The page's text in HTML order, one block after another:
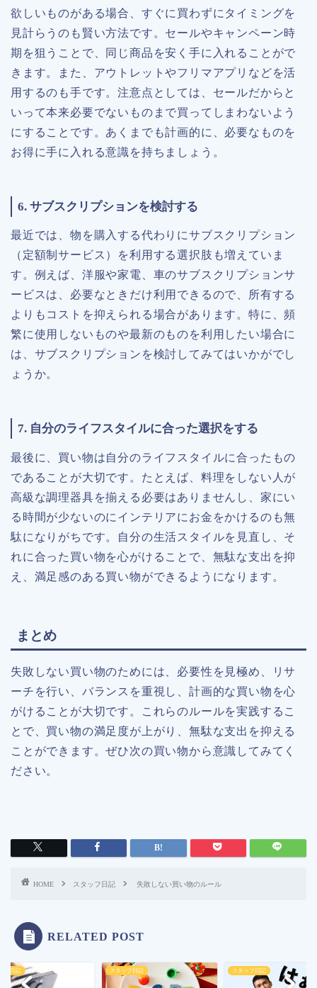
欲しいものがある場合、すぐに買わずにタイミングを
見計らうのも賢い方法です。セールやキャンペーン時
期を狙うことで、同じ商品を安く手に入れることがで
きます。また、アウトレットやフリマアプリなどを活
用するのも手です。注意点としては、セールだからと
いって本来必要でないものまで買ってしまわないよう
にすることです。あくまでも計画的に、必要なものを
お得に手に入れる意識を持ちましょう。
6. サブスクリプションを検討する
最近では、物を購入する代わりにサブスクリプション
（定額制サービス）を利用する選択肢も増えていま
す。例えば、洋服や家電、車のサブスクリプションサ
ービスは、必要なときだけ利用できるので、所有する
よりもコストを抑えられる場合があります。特に、頻
繁に使用しないものや最新のものを利用したい場合に
は、サブスクリプションを検討してみてはいかがでし
ょうか。
7. 自分のライフスタイルに合った選択をする
最後に、買い物は自分のライフスタイルに合ったもの
であることが大切です。たとえば、料理をしない人が
高級な調理器具を揃える必要はありませんし、家にい
る時間が少ないのにインテリアにお金をかけるのも無
駄になりがちです。自分の生活スタイルを見直し、そ
れに合った買い物を心がけることで、無駄な支出を抑
え、満足感のある買い物ができるようになります。
まとめ
失敗しない買い物のためには、必要性を見極め、リサ
ーチを行い、バランスを重視し、計画的な買い物を心
がけることが大切です。これらのルールを実践するこ
とで、買い物の満足度が上がり、無駄な支出を抑える
ことができます。ぜひ次の買い物から意識してみてく
ださい。
HOME スタッフ日記 失敗しない買い物のルール
RELATED POST
フ日記 スタッフ日記 スタッフ日記